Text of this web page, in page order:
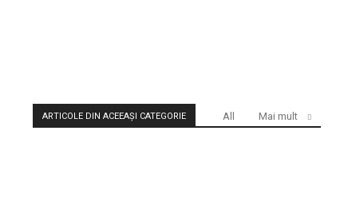
ARTICOLE DIN ACEEAȘI CATEGORIE All Mai mult